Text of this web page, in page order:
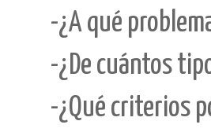
-¿A qué
-¿De cuántos
-¿Qué criterios